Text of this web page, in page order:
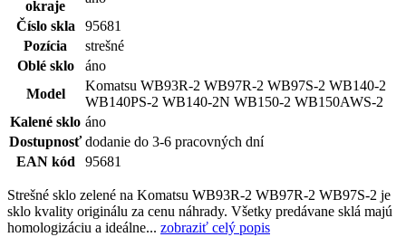
okraje
Číslo skla
95681
Pozícia
strešné
Oblé sklo
áno
Model
Komatsu WB93R-2 WB97R-2 WB97S-2 WB140-2
WB140PS-2 WB140-2N WB150-2 WB150AWS-2
Kalené sklo áno
Dostupnosť dodanie do 3-6 pracovných dní
EAN kód
95681
Strešné sklo zelené na Komatsu WB93R-2 WB97R-2 WB97S-2 je
sklo kvality originálu za cenu náhrady. Všetky predávane sklá majú
homologizáciu a ideálne... zobraziť celý popis